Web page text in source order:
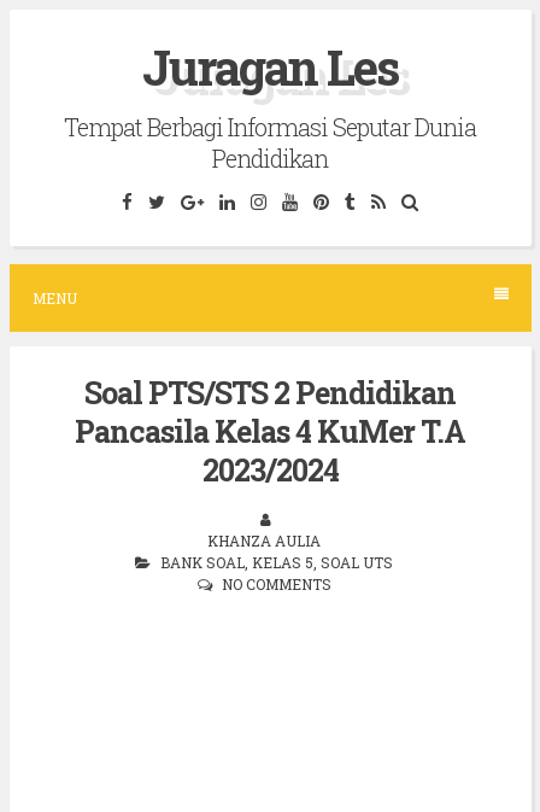
c
Juragan Les
Tempat Berbagi Informasi Seputar Dunia
Pendidikan
MENU
Soal PTS/STS 2 Pendidikan
Pancasila Kelas 4 KuMer T.A
2023/2024
KHANZA AULIA
BANK SOAL KELAS 5 SOAL UTS
NO COMMENTS